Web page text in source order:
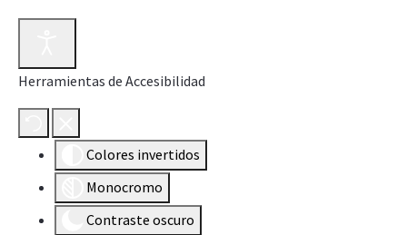
Herramientas de Accesibilidad
Colores invertidos
Monocromo
Contraste oscuro